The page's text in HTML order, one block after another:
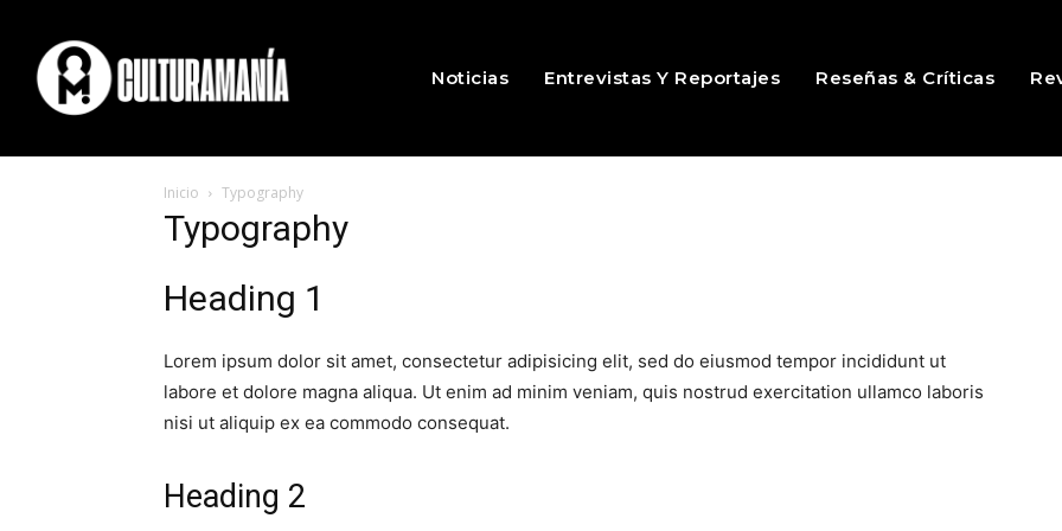
Noticias Entrevistas Y Reportajes Reseñas & Críticas
Inicio Typography
Typography
Heading 1
Lorem ipsum dolor sit amet, consectetur adipisicing elit, sed do eiusmod tempor incididunt ut
labore et dolore magna aliqua. Ut enim ad minim veniam, quis nostrud exercitation ullamco laboris
nisi ut aliquip ex ea commodo consequat.
Heading 2